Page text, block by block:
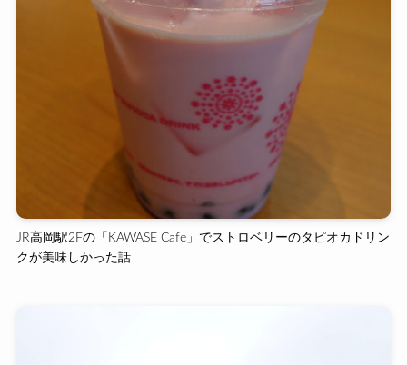
JR高岡駅2Fの「KAWASE Cafe」でストロベリーのタピオカドリン
クが美味しかった話